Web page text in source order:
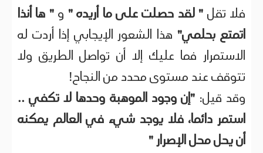
فلا تقل " لقد حصلت على ما أريده " و" ها أنذا
اتمتع بحلمي" هذا الشعور الإيجابي إذا أردت له
الاستمرار فما عليك إلا أن تواصل الطريق ولا
تتوقف عند مستوى محدد من النجاح!
وقد قيل:"إن وجود الموهبة وحدها لا تكفي ..
استمر دائما، فلا يوجد شيء في العالم يمكنه
أن يحل محل الإصرار"